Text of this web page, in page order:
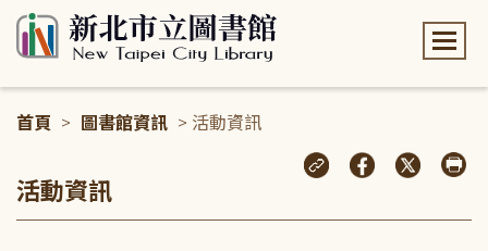
首頁 > 圖書館資訊 > 活動資訊
活動資訊